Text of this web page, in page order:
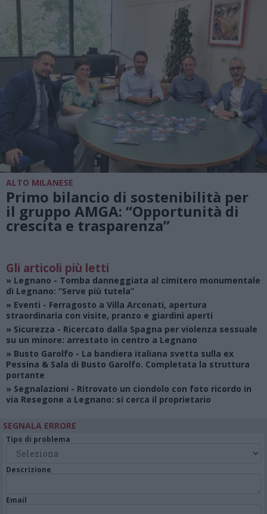
ALTO MILANESE
Primo bilancio di sostenibilità per
il gruppo AMGA: “Opportunità di
crescita e trasparenza”
Gli articoli più letti
» Legnano - Tomba danneggiata al cimitero monumentale
di Legnano: “Serve più tutela”
» Eventi - Ferragosto a Villa Arconati, apertura
straordinaria con visite, pranzo e giardini aperti
» Sicurezza - Ricercato dalla Spagna per violenza sessuale
su un minore: arrestato in centro a Legnano
» Busto Garolfo - La bandiera italiana svetta sulla ex
Pessina & Sala di Busto Garolfo. Completata la struttura
portante
» Segnalazioni - Ritrovato un ciondolo con foto ricordo in
via Resegone a Legnano: si cerca il proprietario
SEGNALA ERRORE
Tipo di problema
Descrizione
Email